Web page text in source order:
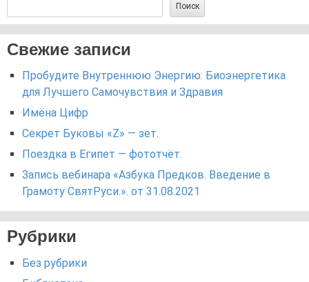
Поиск
Свежие записи
Пробудите Внутреннюю Энергию: Биоэнергетика
для Лучшего Самочувствия и Здравия
Имёна Цифр
Секрет Буковы «Z» — зет.
Поездка в Египет — фототчёт.
Запись вебинара «Азбука Предков. Введение в
Грамоту СвятРуси.». от 31.08.2021
Рубрики
Без рубрики